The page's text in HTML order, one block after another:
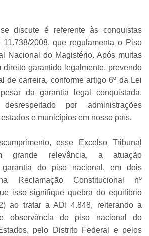
discute é referente às conquistas
11.738/2008, que regulamenta o Piso
Nacional do Magistério. Após muitas
direito garantido legalmente, prevendo
de carreira, conforme artigo 6º da Lei
da garantia legal conquistada,
desrespeitado por administrações
e municípios em nosso país.
esse Excelso Tribunal
grande relevância, a atuação
garantia do piso nacional, em dois
Reclamação Constitucional nº
isso signifique quebra do equilíbrio
ao tratar a ADI 4.848, reiterando a
observância do piso nacional do
pelo Distrito Federal e pelos